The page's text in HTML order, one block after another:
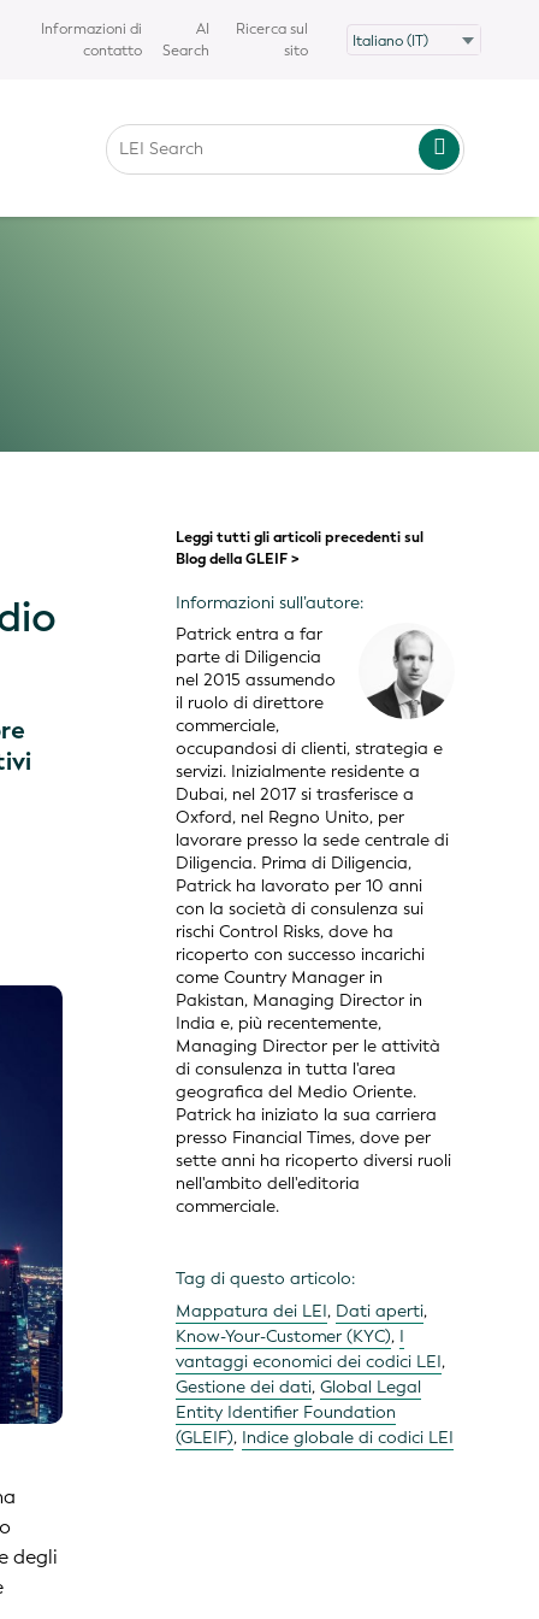
Informazioni di
contatto
AI
Search
Ricerca sul
sito
degli
Leggi tutti gli articoli precedenti sul
Blog della GLEIF >
Informazioni sull’autore:
Patrick entra a far
parte di Diligencia
nel 2015 assumendo
il ruolo di direttore
commerciale,
occupandosi di clienti, strategia e
servizi. Inizialmente residente a
Dubai, nel 2017 si trasferisce a
Oxford, nel Regno Unito, per
lavorare presso la sede centrale di
Diligencia. Prima di Diligencia,
Patrick ha lavorato per 10 anni
con la società di consulenza sui
rischi Control Risks, dove ha
ricoperto con successo incarichi
come Country Manager in
Pakistan, Managing Director in
India e, più recentemente,
Managing Director per le attività
di consulenza in tutta l'area
geografica del Medio Oriente.
Patrick ha iniziato la sua carriera
presso Financial Times, dove per
sette anni ha ricoperto diversi ruoli
nell'ambito dell'editoria
commerciale.
Tag di questo articolo:
Mappatura dei LEI, Dati aperti,
Know-Your-Customer (KYC), I
vantaggi economici dei codici LEI,
Gestione dei dati, Global Legal
Entity Identifier Foundation
(GLEIF), Indice globale di codici LEI